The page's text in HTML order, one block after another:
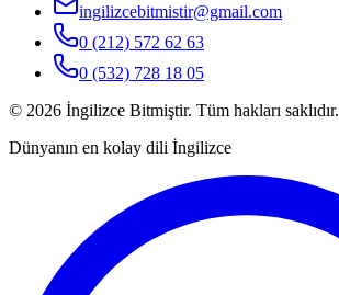
ingilizcebitmistir@gmail.com
0 (212) 572 62 63
0 (532) 728 18 05
© 2026 İngilizce Bitmiştir. Tüm hakları saklıdır.
Dünyanın en kolay dili İngilizce